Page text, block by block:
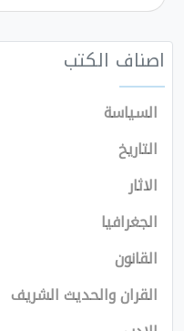
الكتب
والحديث الشريف